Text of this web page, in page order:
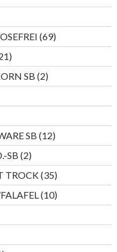
6969
Produkte
21
Produkte
SB 22
Produkte
SB 1212
Produkte
SB 22
Produkte
TROCK 3535
Produkte
1010
Produkte